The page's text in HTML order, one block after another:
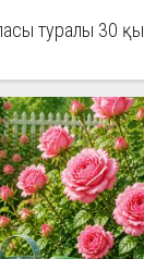
туралы 30